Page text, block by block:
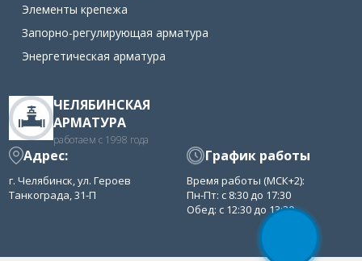
Элементы крепежа
Запорно-регулирующая арматура
Энергетическая арматура
ЧЕЛЯБИНСКАЯ
АРМАТУРА
работаем с 1998 года
Адрес:
г. Челябинск, ул. Героев
Танкограда, 31-П
График работы
Время работы (МСК+2):
Пн-Пт: с 8:30 до 17:30
Обед: с 12:30 до 13:30